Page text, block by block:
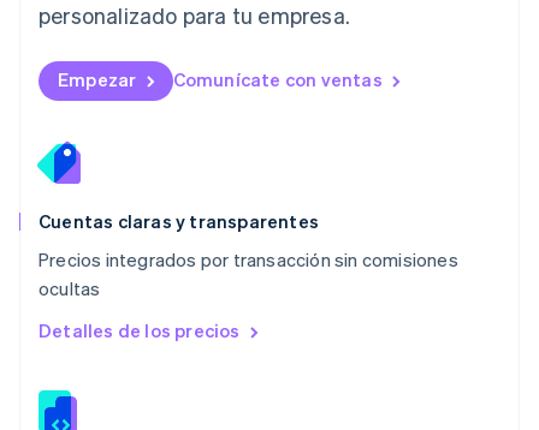
personalizado para tu empresa.
Empezar Comunícate con ventas
Cuentas claras y transparentes
Precios integrados por transacción sin comisiones
ocultas
Detalles de los precios
English 简体中文
English
México
Noruega
English
English
NederlandsEnglish
Polonia
English
RAE de Hong Kong, China